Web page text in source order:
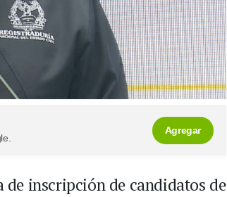
Agregar
de inscripción de candidatos de